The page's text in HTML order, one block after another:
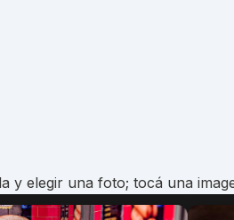
y elegir una foto; tocá una